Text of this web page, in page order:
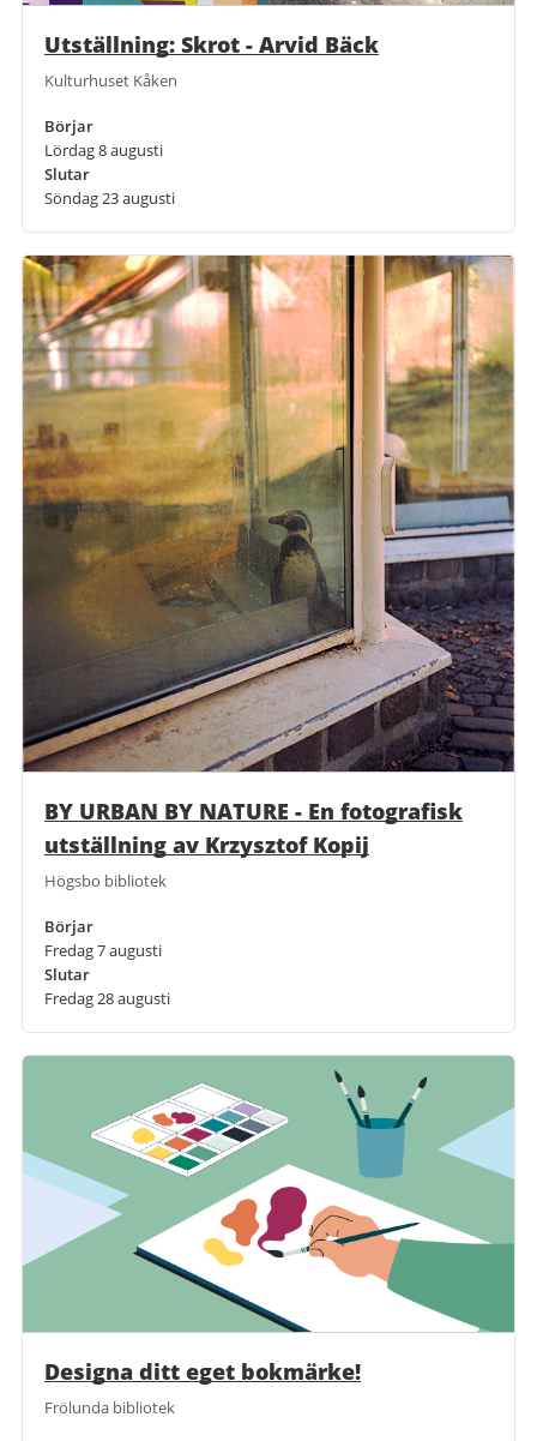
Utställning: Skrot - Arvid Bäck
Kulturhuset Kåken
Börjar
Lördag 8 augusti
Slutar
Söndag 23 augusti
BY URBAN BY NATURE - En fotografisk
utställning av Krzysztof Kopij
Högsbo bibliotek
Börjar
Fredag 7 augusti
Slutar
Fredag 28 augusti
Designa ditt eget bokmärke!
Frölunda bibliotek